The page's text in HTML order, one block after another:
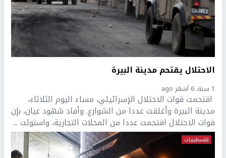
الاحتلال يقتحم مدينة البيرة
1 سنة، 6 أشهر ago
اقتحمت قوات الاحتلال الإسرائيلي، مساء اليوم الثلاثاء،
مدينة البيرة وأغلقت عددا من الشوارع. وأفاد شهود عيان، بإن
قوات الاحتلال اقتحمت عددا من المحلات التجارية، واستولت ...
فلسطينيات